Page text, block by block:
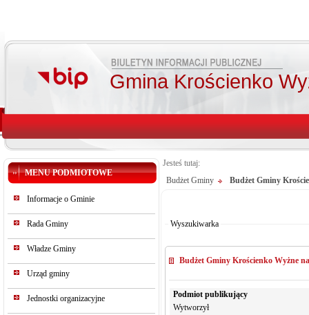
Gmina Krościenko
MENU PODMIOTOWE
Informacje o Gminie
Rada Gminy
Władze Gminy
Urząd gminy
Jednostki organizacyjne
Jesteś tutaj:
Budżet Gminy
Budżet Gminy
Wyszukiwarka
Budżet Gminy Krościenko Wyżne
Podmiot publikujący
Wytworzył